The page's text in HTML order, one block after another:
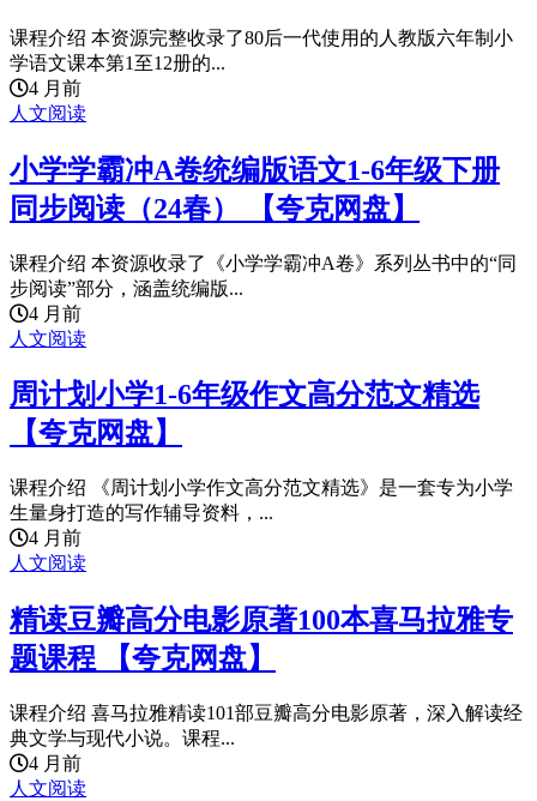
课程介绍 本资源完整收录了80后一代使用的人教版六年制小
学语文课本第1至12册的...
4 月前
人文阅读
小学学霸冲A卷统编版语文1-6年级下册
同步阅读（24春） 【夸克网盘】
课程介绍 本资源收录了《小学学霸冲A卷》系列丛书中的“同
步阅读”部分，涵盖统编版...
4 月前
人文阅读
周计划小学1-6年级作文高分范文精选
【夸克网盘】
课程介绍 《周计划小学作文高分范文精选》是一套专为小学
生量身打造的写作辅导资料，...
4 月前
人文阅读
精读豆瓣高分电影原著100本喜马拉雅专
题课程 【夸克网盘】
课程介绍 喜马拉雅精读101部豆瓣高分电影原著，深入解读经
典文学与现代小说。课程...
4 月前
人文阅读